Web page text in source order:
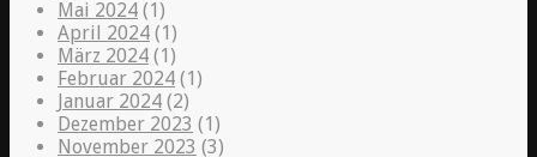
Mai 2024 (1)
April 2024 (1)
März 2024 (1)
Februar 2024 (1)
Januar 2024 (2)
Dezember 2023 (1)
November 2023 (3)